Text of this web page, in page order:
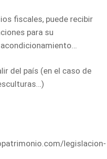
fiscales, puede recibir
para su
del país (en el caso de
legislacion-